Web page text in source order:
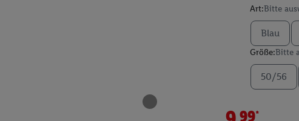
Art:Bitte
Blau
Größe:Bitte
50/56